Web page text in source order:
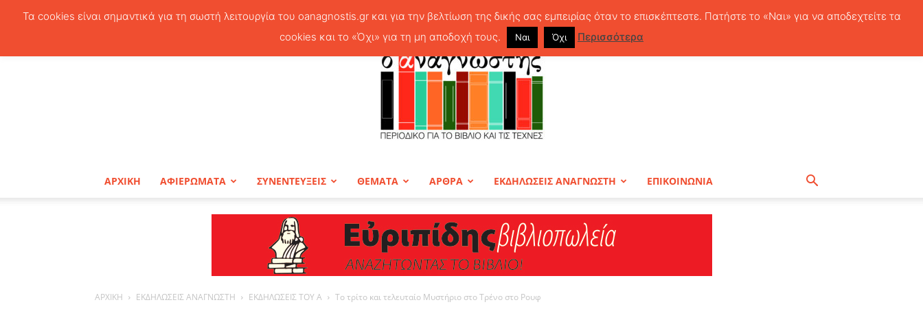
Σάββατο, 8 Αυγούστου, 2026
Ο
ΑΡΧΙΚΗ ΑΦΙΕΡΩΜΑΤΑ ΣΥΝΕΝΤΕΥΞΕΙΣ ΘΕΜΑΤΑ ΑΡΘΡΑ ΕΚΔΗΛΩΣΕΙΣ ΑΝΑΓΝΩΣΤΗ ΕΠΙΚΟΙΝΩΝΙΑ
ΑΡΧΙΚΗ ΕΚΔΗΛΩΣΕΙΣ ΑΝΑΓΝΩΣΤΗ ΕΚΔΗΛΩΣΕΙΣ ΤΟΥ Α Το τρίτο και τελευταίο Μυστήριο στο Τρένο στο Ρουφ
Τα cookies είναι σημαντικά για τη σωστή λειτουργία του oanagnostis.gr και για την βελτίωση της δικής σας εμπειρίας όταν το επισκέπτεστε. Πατήστε το «Ναι» για να αποδεχτείτε τα
cookies και το «Όχι» για τη μη αποδοχή τους.
Ναι Όχι Περισσότερα